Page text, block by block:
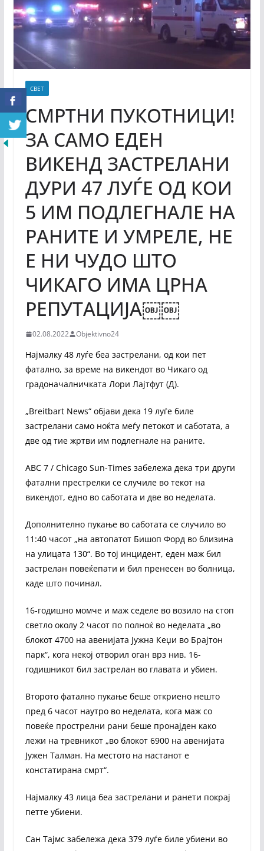
СВЕТ
СМРТНИ ПУКОТНИЦИ!
ЗА САМО ЕДЕН
ВИКЕНД ЗАСТРЕЛАНИ
ДУРИ 47 ЛУЃЕ ОД КОИ
5 ИМ ПОДЛЕГНАЛЕ НА
РАНИТЕ И УМРЕЛЕ, НЕ
Е НИ ЧУДО ШТО
ЧИКАГО ИМА ЦРНА
РЕПУТАЦИЈА￼￼
02.08.2022 Objektivno24
Најмалку 48 луѓе беа застрелани, од кои пет
фатално, за време на викендот во Чикаго од
градоначалничката Лори Лајтфут (Д).
„Breitbart News“ објави дека 19 луѓе биле
застрелани само ноќта меѓу петокот и саботата, а
две од тие жртви им подлегнале на раните.
ABC 7 / Chicago Sun-Times забележа дека три други
фатални престрелки се случиле во текот на
викендот, едно во саботата и две во неделата.
Дополнително пукање во саботата се случило во
11:40 часот „на автопатот Бишоп Форд во близина
на улицата 130“. Во тој инцидент, еден маж бил
застрелан повеќепати и бил пренесен во болница,
каде што починал.
16-годишно момче и маж седеле во возило на стоп
светло околу 2 часот по полноќ во неделата „во
блокот 4700 на авенијата Јужна Кеџи во Брајтон
парк“, кога некој отворил оган врз нив. 16-
годишникот бил застрелан во главата и убиен.
Второто фатално пукање беше откриено нешто
пред 6 часот наутро во неделата, кога маж со
повеќе прострелни рани беше пронајден како
лежи на тревникот „во блокот 6900 на авенијата
Јужен Талман. На местото на настанот е
констатирана смрт“.
Најмалку 43 лица беа застрелани и ранети покрај
петте убиени.
Сан Тајмс забележа дека 379 луѓе биле убиени во